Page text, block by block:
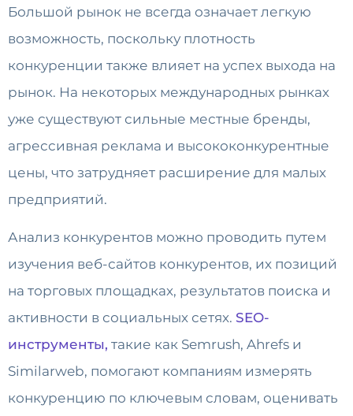
Большой рынок не всегда означает легкую
возможность, поскольку плотность
конкуренции также влияет на успех выхода на
рынок. На некоторых международных рынках
уже существуют сильные местные бренды,
агрессивная реклама и высококонкурентные
цены, что затрудняет расширение для малых
предприятий.
Анализ конкурентов можно проводить путем
изучения веб-сайтов конкурентов, их позиций
на торговых площадках, результатов поиска и
активности в социальных сетях. SEO-
инструменты, такие как Semrush, Ahrefs и
Similarweb, помогают компаниям измерять
конкуренцию по ключевым словам, оценивать